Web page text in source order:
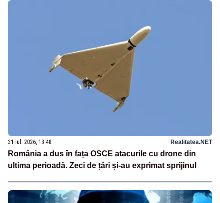
31 iul. 2026, 18:48 Realitatea.NET
România a dus în fața OSCE atacurile cu drone din
ultima perioadă. Zeci de țări și-au exprimat sprijinul